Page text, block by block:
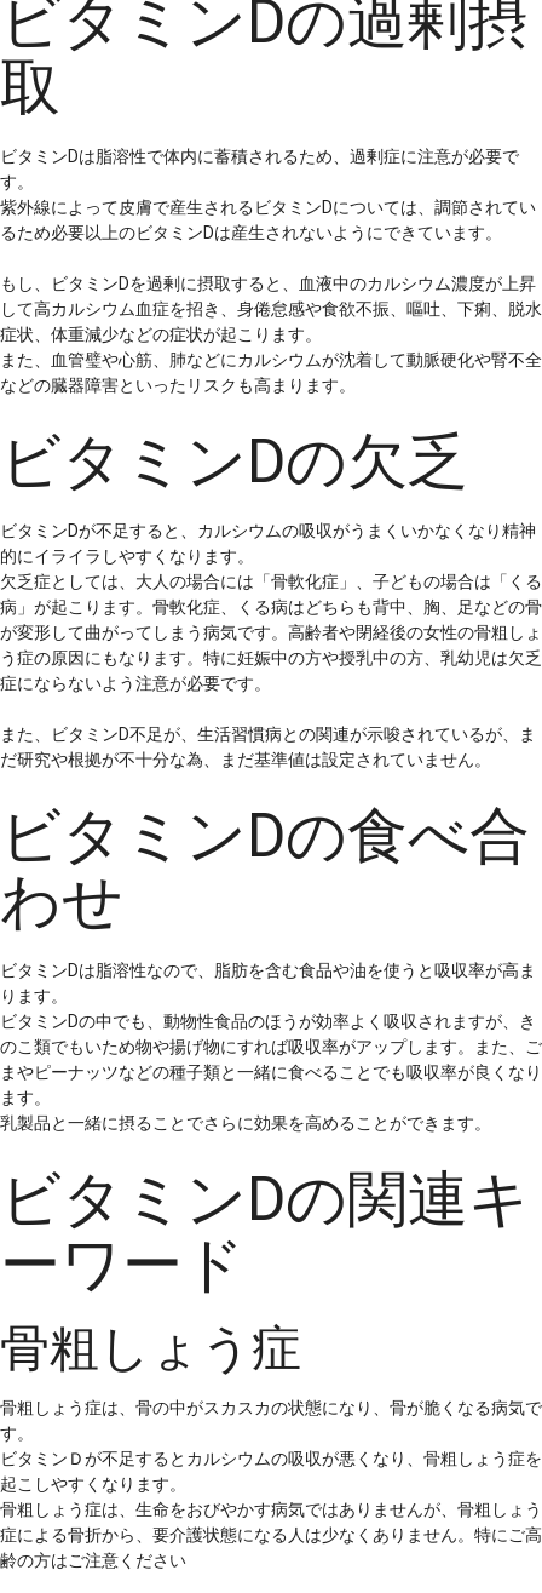
ビタミンDの過剰摂
取
ビタミンDは脂溶性で体内に蓄積されるため、過剰症に注意が必要で
す。
紫外線によって皮膚で産生されるビタミンDについては、調節されてい
るため必要以上のビタミンDは産生されないようにできています。
もし、ビタミンDを過剰に摂取すると、血液中のカルシウム濃度が上昇
して高カルシウム血症を招き、身倦怠感や食欲不振、嘔吐、下痢、脱水
症状、体重減少などの症状が起こります。
また、血管璧や心筋、肺などにカルシウムが沈着して動脈硬化や腎不全
などの臓器障害といったリスクも高まります。
ビタミンDの欠乏
ビタミンDが不足すると、カルシウムの吸収がうまくいかなくなり精神
的にイライラしやすくなります。
欠乏症としては、大人の場合には「骨軟化症」、子どもの場合は「くる
病」が起こります。骨軟化症、くる病はどちらも背中、胸、足などの骨
が変形して曲がってしまう病気です。高齢者や閉経後の女性の骨粗しょ
う症の原因にもなります。特に妊娠中の方や授乳中の方、乳幼児は欠乏
症にならないよう注意が必要です。
また、ビタミンD不足が、生活習慣病との関連が示唆されているが、ま
だ研究や根拠が不十分な為、まだ基準値は設定されていません。
ビタミンDの食べ合
わせ
ビタミンDは脂溶性なので、脂肪を含む食品や油を使うと吸収率が高ま
ります。
ビタミンDの中でも、動物性食品のほうが効率よく吸収されますが、き
のこ類でもいため物や揚げ物にすれば吸収率がアップします。また、ご
まやピーナッツなどの種子類と一緒に食べることでも吸収率が良くなり
ます。
乳製品と一緒に摂ることでさらに効果を高めることができます。
ビタミンDの関連キ
ーワード
骨粗しょう症
骨粗しょう症は、骨の中がスカスカの状態になり、骨が脆くなる病気で
す。
ビタミンＤが不足するとカルシウムの吸収が悪くなり、骨粗しょう症を
起こしやすくなります。
骨粗しょう症は、生命をおびやかす病気ではありませんが、骨粗しょう
症による骨折から、要介護状態になる人は少なくありません。特にご高
齢の方はご注意ください